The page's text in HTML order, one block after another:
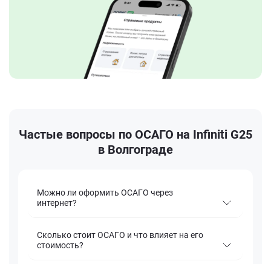
Частые вопросы по ОСАГО на Infiniti G25
в Волгограде
Можно ли оформить ОСАГО через
интернет?
Сколько стоит ОСАГО и что влияет на его
стоимость?